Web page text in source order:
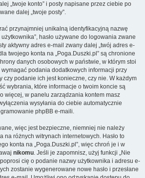
„twoje konto” i posty napisane przez ciebie po
dalej „twoje posty”.
przynajmniej unikalną identyfikacyjną nazwę
hasło używane do logowania zwane
aktywny adres e-mail zwany dalej „twój adres e-
twojego konta na „Poga.Duszki.pl” są chronione
danych osobowych w państwie, w którym stoi
podania dodatkowych informacji przy
czy podanie ich jest konieczne, czy nie. W każdym
wybrania, które informacje o twoim koncie są
więcej, w panelu zarządzania kontem masz
wysyłania do ciebie automatycznie
phpBB e-maili.
więc jest bezpieczne, niemniej nie należy
na różnych witrynach internetowych. Hasło to
konta na „Poga.Duszki.pl”, więc chroń je i w
nikomu. Jeśli je zapomnisz, użyj funkcji „Nie
poprosi cię o podanie nazwy użytkownika i adresu e-
zostanie wygenerowane nowe hasło i przesłane